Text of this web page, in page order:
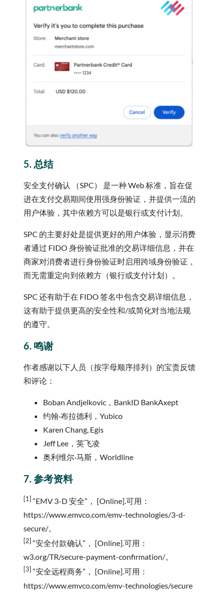
5. 总结
安全支付确认 （SPC） 是一种 Web 标准，旨在促
进在支付交易期间使用强身份验证，并提供一流的
用户体验，其中依赖方可以是银行或支付计划。
SPC 的主要好处是提供更好的用户体验，显示消费
者通过 FIDO 身份验证批准的交易详细信息，并在
商家对消费者进行身份验证时启用跨域身份验证，
而无需重定向到依赖方（银行或支付计划）。
SPC 还有助于在 FIDO 签名中包含交易详细信息，
这有助于提供更高的安全性和/或简化对当地法规
的遵守。
6. 鸣谢
作者感谢以下人员（按字母顺序排列）的宝贵反馈
和评论：
Boban Andjelkovic，BankID BankAxept
约翰·布拉德利，Yubico
Karen Chang, Egis
Jeff Lee，英飞凌
奥利维尔·马斯，Worldline
7. 参考资料
[1] “EMV 3-D 安全”， [Online].可用：
https://www.emvco.com/emv-technologies/3-d-
secure/。
[2] “安全付款确认”， [Online].可用：
w3.org/TR/secure-payment-confirmation/。
[3] “安全远程商务”， [Online].可用：
https://www.emvco.com/emv-technologies/secure